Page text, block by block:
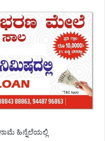
ಹಿನ್ನೆಲೆಯಲ್ಲಿ